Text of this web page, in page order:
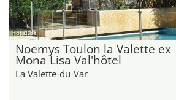
hotel.de
Noemys Toulon la Valette ex
Mona Lisa Val'hôtel
La Valette-du-Var